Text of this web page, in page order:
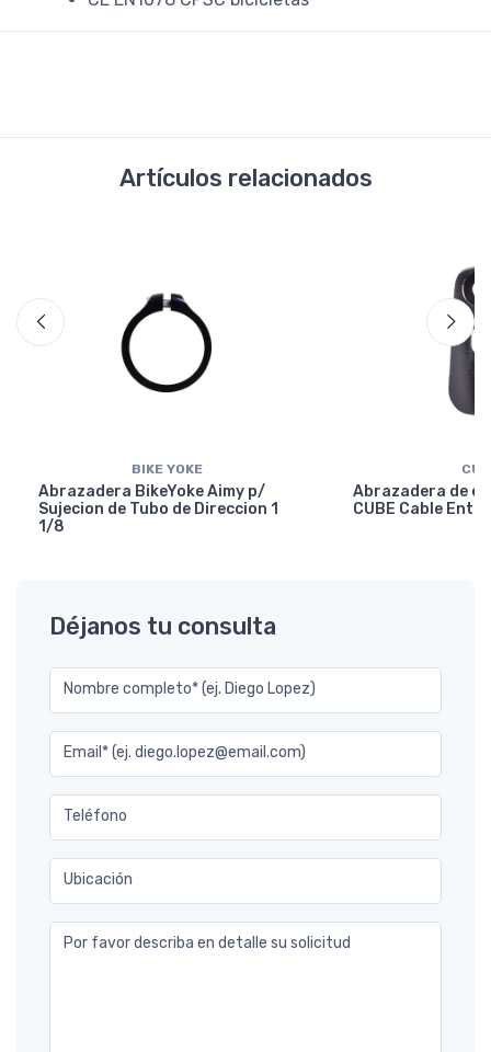
Artículos relacionados
BIKE YOKE
Abrazadera BikeYoke Aimy p/
Sujecion de Tubo de Direccion 1
1/8
Abrazadera de
CUBE Cable
Déjanos tu consulta
Nombre completo* (ej. Diego Lopez)
Email* (ej. diego.lopez@email.com)
Teléfono
Ubicación
Por favor describa en detalle su solicitud